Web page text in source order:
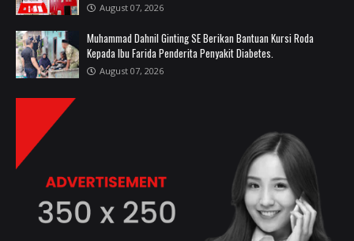
August 07, 2026
Muhammad Dahnil Ginting SE Berikan Bantuan Kursi Roda
Kepada Ibu Farida Penderita Penyakit Diabetes.
August 07, 2026